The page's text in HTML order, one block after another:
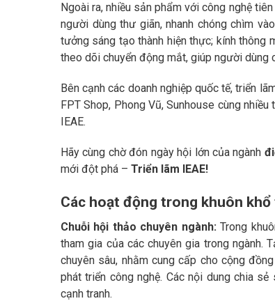
Ngoài ra, nhiều sản phẩm với công nghệ
người dùng thư giãn, nhanh chóng chìm
tưởng sáng tạo thành hiện thực; kính thông
theo dõi chuyển động mắt, giúp người dùng
Bên cạnh các doanh nghiệp quốc tế, triển
FPT Shop, Phong Vũ, Sunhouse cùng
IEAE.
Hãy cùng chờ đón ngày hội lớn của ngành
mới đột phá – Triển lãm IEAE!
Các hoạt động trong khuôn khổ
Chuỗi hội thảo chuyên ngành:Trong
tham gia của các chuyên gia trong ngành.
chuyên sâu, nhằm cung cấp cho cộng
phát triển công nghệ. Các nội dung chia
cạnh tranh.